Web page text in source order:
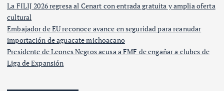
La FILIJ 2026 regresa al Cenart con entrada gratuita y amplia oferta
cultural
Embajador de EU reconoce avance en seguridad para reanudar
importación de aguacate michoacano
Presidente de Leones Negros acusa a FMF de engañar a clubes de
Liga de Expansión